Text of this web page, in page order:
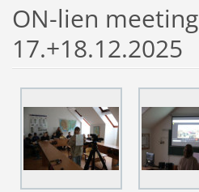
ON-lien
17.+18.12.2025